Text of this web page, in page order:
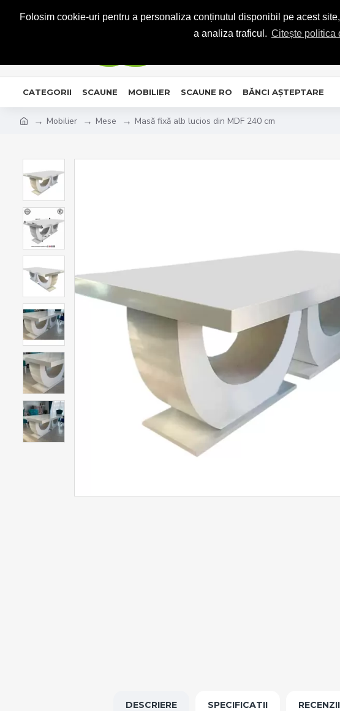
Folosim cookie-uri pentru a personaliza conținutul disponibil pe acest
a analiza traficul. Citește politica
CATEGORII SCAUNE MOBILIER SCAUNE RO BĂNCI AȘTEPTARE
Mobilier Mese Masă fixă alb lucios din MDF 240 cm
DESCRIERE SPECIFICATII